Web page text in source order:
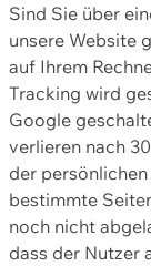
Sind Sie über
unsere Website
auf Ihrem
Tracking wird
Google
verlieren nach
der
bestimmte
noch nicht
dass der Nutzer